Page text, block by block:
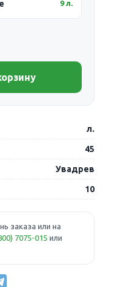
9 л.
л.
45
Увадрев
10
заказа или на
7075-015 или